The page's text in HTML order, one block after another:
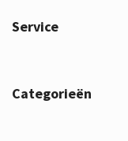
Service
Categorieën